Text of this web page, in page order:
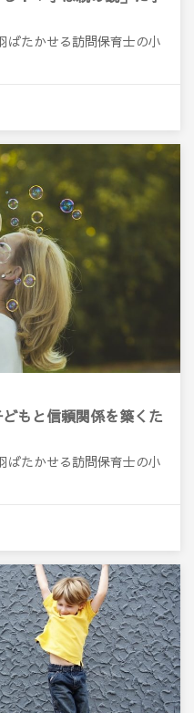
たかせる訪問保育士の小
もと信頼関係を築くた
たかせる訪問保育士の小